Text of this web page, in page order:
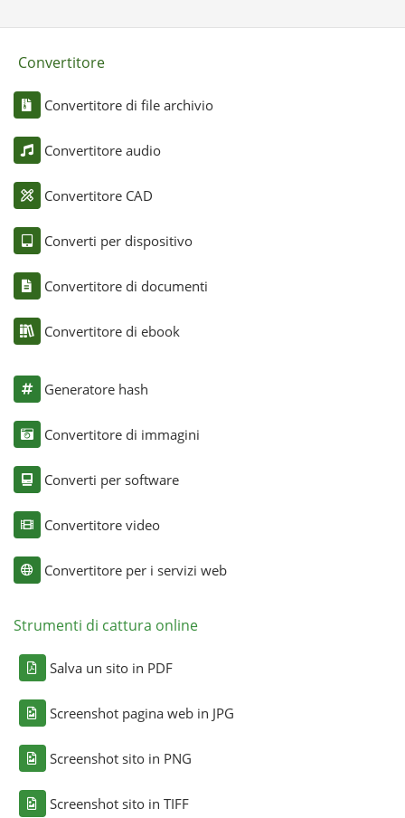
Convertitore
Convertitore di file archivio
Convertitore audio
Convertitore CAD
Converti per dispositivo
Convertitore di documenti
Convertitore di ebook
Generatore hash
Convertitore di immagini
Converti per software
Convertitore video
Convertitore per i servizi web
Strumenti di cattura online
Salva un sito in PDF
Screenshot pagina web in JPG
Screenshot sito in PNG
Screenshot sito in TIFF